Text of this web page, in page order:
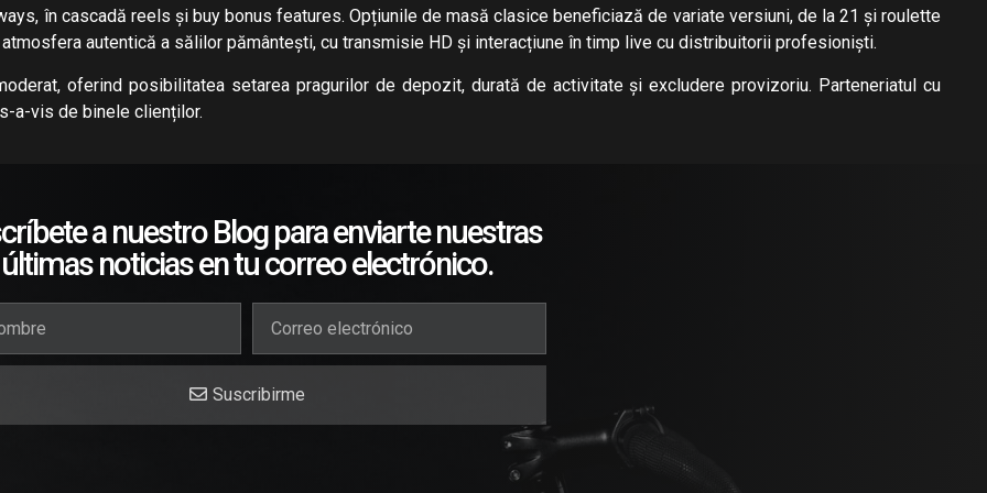
în cascadă reels și buy bonus features. Opțiunile de masă clasice beneficiază de variate versiuni, de la 21 și roulette
autentică a sălilor pământești, cu transmisie HD și interacțiune în timp live cu distribuitorii profesioniști.
oferind posibilitatea setarea pragurilor de depozit, durată de activitate și excludere provizoriu. Parteneriatul cu
a-vis de binele clienților.
a nuestro Blog para enviarte nuestras
últimas noticias en tu correo electrónico.
Suscribirme